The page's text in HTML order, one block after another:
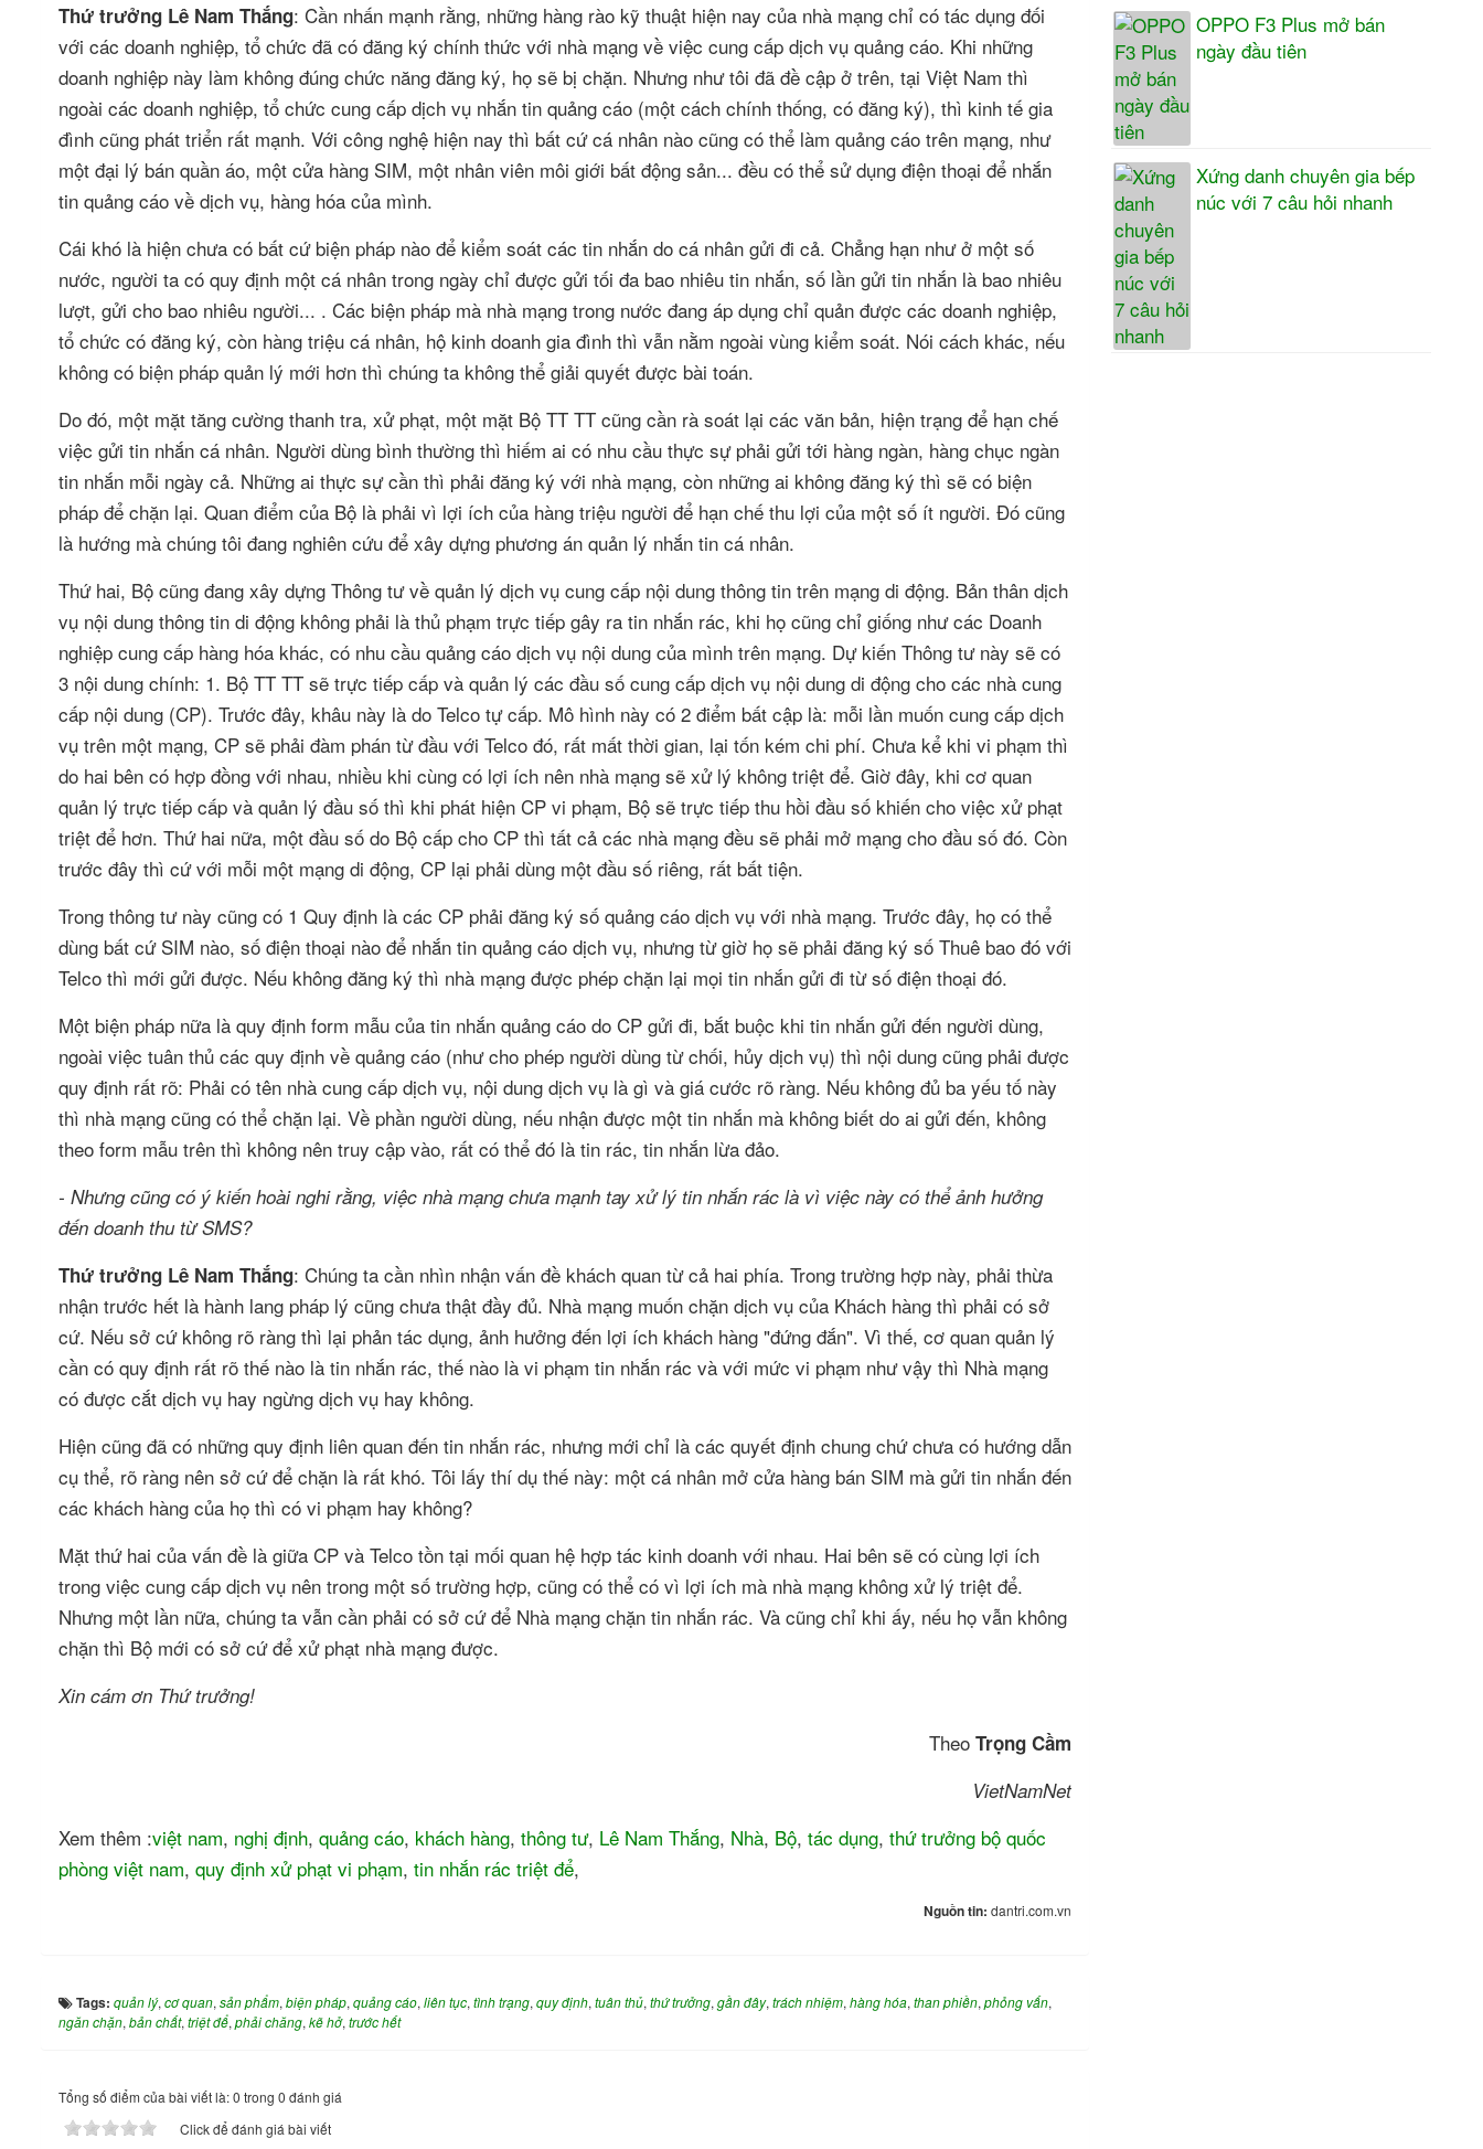
Thứ trưởng Lê Nam Thắng: Cần nhấn mạnh rằng, những hàng rào kỹ thuật hiện nay của nhà mạng chỉ có tác dụng đối
với các doanh nghiệp, tổ chức đã có đăng ký chính thức với nhà mạng về việc cung cấp dịch vụ quảng cáo. Khi những
doanh nghiệp này làm không đúng chức năng đăng ký, họ sẽ bị chặn. Nhưng như tôi đã đề cập ở trên, tại Việt Nam thì
ngoài các doanh nghiệp, tổ chức cung cấp dịch vụ nhắn tin quảng cáo (một cách chính thống, có đăng ký), thì kinh tế gia
đình cũng phát triển rất mạnh. Với công nghệ hiện nay thì bất cứ cá nhân nào cũng có thể làm quảng cáo trên mạng, như
một đại lý bán quần áo, một cửa hàng SIM, một nhân viên môi giới bất động sản... đều có thể sử dụng điện thoại để nhắn
tin quảng cáo về dịch vụ, hàng hóa của mình.
Cái khó là hiện chưa có bất cứ biện pháp nào để kiểm soát các tin nhắn do cá nhân gửi đi cả. Chẳng hạn như ở một số
nước, người ta có quy định một cá nhân trong ngày chỉ được gửi tối đa bao nhiêu tin nhắn, số lần gửi tin nhắn là bao nhiêu
lượt, gửi cho bao nhiêu người... . Các biện pháp mà nhà mạng trong nước đang áp dụng chỉ quản được các doanh nghiệp,
tổ chức có đăng ký, còn hàng triệu cá nhân, hộ kinh doanh gia đình thì vẫn nằm ngoài vùng kiểm soát. Nói cách khác, nếu
không có biện pháp quản lý mới hơn thì chúng ta không thể giải quyết được bài toán.
Do đó, một mặt tăng cường thanh tra, xử phạt, một mặt Bộ TT TT cũng cần rà soát lại các văn bản, hiện trạng để hạn chế
việc gửi tin nhắn cá nhân. Người dùng bình thường thì hiếm ai có nhu cầu thực sự phải gửi tới hàng ngàn, hàng chục ngàn
tin nhắn mỗi ngày cả. Những ai thực sự cần thì phải đăng ký với nhà mạng, còn những ai không đăng ký thì sẽ có biện
pháp để chặn lại. Quan điểm của Bộ là phải vì lợi ích của hàng triệu người để hạn chế thu lợi của một số ít người. Đó cũng
là hướng mà chúng tôi đang nghiên cứu để xây dựng phương án quản lý nhắn tin cá nhân.
Thứ hai, Bộ cũng đang xây dựng Thông tư về quản lý dịch vụ cung cấp nội dung thông tin trên mạng di động. Bản thân dịch
vụ nội dung thông tin di động không phải là thủ phạm trực tiếp gây ra tin nhắn rác, khi họ cũng chỉ giống như các Doanh
nghiệp cung cấp hàng hóa khác, có nhu cầu quảng cáo dịch vụ nội dung của mình trên mạng. Dự kiến Thông tư này sẽ có
3 nội dung chính: 1. Bộ TT TT sẽ trực tiếp cấp và quản lý các đầu số cung cấp dịch vụ nội dung di động cho các nhà cung
cấp nội dung (CP). Trước đây, khâu này là do Telco tự cấp. Mô hình này có 2 điểm bất cập là: mỗi lần muốn cung cấp dịch
vụ trên một mạng, CP sẽ phải đàm phán từ đầu với Telco đó, rất mất thời gian, lại tốn kém chi phí. Chưa kể khi vi phạm thì
do hai bên có hợp đồng với nhau, nhiều khi cùng có lợi ích nên nhà mạng sẽ xử lý không triệt để. Giờ đây, khi cơ quan
quản lý trực tiếp cấp và quản lý đầu số thì khi phát hiện CP vi phạm, Bộ sẽ trực tiếp thu hồi đầu số khiến cho việc xử phạt
triệt để hơn. Thứ hai nữa, một đầu số do Bộ cấp cho CP thì tất cả các nhà mạng đều sẽ phải mở mạng cho đầu số đó. Còn
trước đây thì cứ với mỗi một mạng di động, CP lại phải dùng một đầu số riêng, rất bất tiện.
Trong thông tư này cũng có 1 Quy định là các CP phải đăng ký số quảng cáo dịch vụ với nhà mạng. Trước đây, họ có thể
dùng bất cứ SIM nào, số điện thoại nào để nhắn tin quảng cáo dịch vụ, nhưng từ giờ họ sẽ phải đăng ký số Thuê bao đó với
Telco thì mới gửi được. Nếu không đăng ký thì nhà mạng được phép chặn lại mọi tin nhắn gửi đi từ số điện thoại đó.
Một biện pháp nữa là quy định form mẫu của tin nhắn quảng cáo do CP gửi đi, bắt buộc khi tin nhắn gửi đến người dùng,
ngoài việc tuân thủ các quy định về quảng cáo (như cho phép người dùng từ chối, hủy dịch vụ) thì nội dung cũng phải được
quy định rất rõ: Phải có tên nhà cung cấp dịch vụ, nội dung dịch vụ là gì và giá cước rõ ràng. Nếu không đủ ba yếu tố này
thì nhà mạng cũng có thể chặn lại. Về phần người dùng, nếu nhận được một tin nhắn mà không biết do ai gửi đến, không
theo form mẫu trên thì không nên truy cập vào, rất có thể đó là tin rác, tin nhắn lừa đảo.
- Nhưng cũng có ý kiến hoài nghi rằng, việc nhà mạng chưa mạnh tay xử lý tin nhắn rác là vì việc này có thể ảnh hưởng
đến doanh thu từ SMS?
Thứ trưởng Lê Nam Thắng: Chúng ta cần nhìn nhận vấn đề khách quan từ cả hai phía. Trong trường hợp này, phải thừa
nhận trước hết là hành lang pháp lý cũng chưa thật đầy đủ. Nhà mạng muốn chặn dịch vụ của Khách hàng thì phải có sở
cứ. Nếu sở cứ không rõ ràng thì lại phản tác dụng, ảnh hưởng đến lợi ích khách hàng "đứng đắn". Vì thế, cơ quan quản lý
cần có quy định rất rõ thế nào là tin nhắn rác, thế nào là vi phạm tin nhắn rác và với mức vi phạm như vậy thì Nhà mạng
có được cắt dịch vụ hay ngừng dịch vụ hay không.
Hiện cũng đã có những quy định liên quan đến tin nhắn rác, nhưng mới chỉ là các quyết định chung chứ chưa có hướng dẫn
cụ thể, rõ ràng nên sở cứ để chặn là rất khó. Tôi lấy thí dụ thế này: một cá nhân mở cửa hàng bán SIM mà gửi tin nhắn đến
các khách hàng của họ thì có vi phạm hay không?
Mặt thứ hai của vấn đề là giữa CP và Telco tồn tại mối quan hệ hợp tác kinh doanh với nhau. Hai bên sẽ có cùng lợi ích
trong việc cung cấp dịch vụ nên trong một số trường hợp, cũng có thể có vì lợi ích mà nhà mạng không xử lý triệt để.
Nhưng một lần nữa, chúng ta vẫn cần phải có sở cứ để Nhà mạng chặn tin nhắn rác. Và cũng chỉ khi ấy, nếu họ vẫn không
chặn thì Bộ mới có sở cứ để xử phạt nhà mạng được.
Xin cám ơn Thứ trưởng!
Theo Trọng Cầm
VietNamNet
Xem thêm :việt nam, nghị định, quảng cáo, khách hàng, thông tư, Lê Nam Thắng, Nhà, Bộ, tác dụng, thứ trưởng bộ quốc
phòng việt nam, quy định xử phạt vi phạm, tin nhắn rác triệt để,
Nguồn tin: dantri.com.vn
Tags: quản lý, cơ quan, sản phẩm, biện pháp, quảng cáo, liên tục, tình trạng, quy định, tuân thủ, thứ trưởng, gần đây, trách nhiệm, hàng hóa, than phiền, phỏng vấn,
ngăn chặn, bản chất, triệt để, phải chăng, kẽ hở, trước hết
Tổng số điểm của bài viết là: 0 trong 0 đánh giá
Click để đánh giá bài viết
OPPO F3 Plus mở bán
ngày đầu tiên
Xứng danh chuyên gia bếp
núc với 7 câu hỏi nhanh